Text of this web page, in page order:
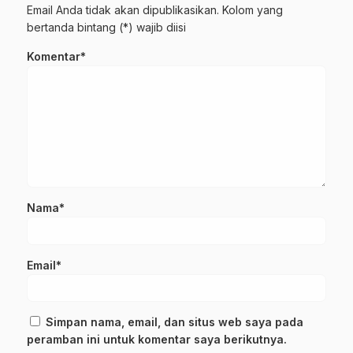
Email Anda tidak akan dipublikasikan. Kolom yang
bertanda bintang (*) wajib diisi
Komentar*
Nama*
Email*
Simpan nama, email, dan situs web saya pada
peramban ini untuk komentar saya berikutnya.